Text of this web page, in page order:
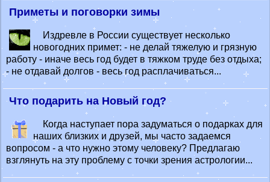
Приметы и поговорки зимы
Издревле в России существует несколько
новогодних примет: - не делай тяжелую и грязную
работу - иначе весь год будет в тяжком труде без отдыха;
- не отдавай долгов - весь год расплачиваться...
Что подарить на Новый год?
Когда наступает пора задуматься о подарках для
наших близких и друзей, мы часто задаемся
вопросом - а что нужно этому человеку? Предлагаю
взглянуть на эту проблему с точки зрения астрологии...